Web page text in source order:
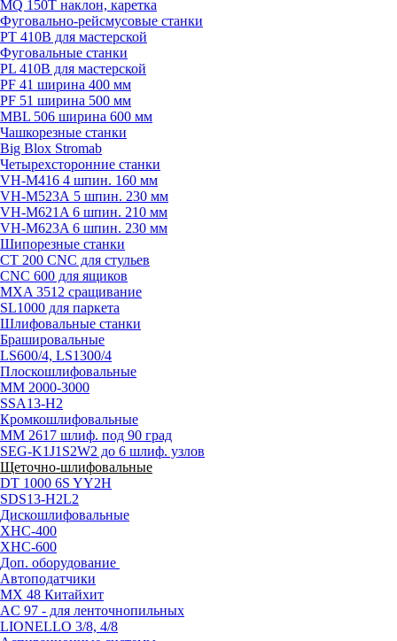
MQ 150T наклон, каретка
Фуговально-рейсмусовые станки
PT 410B для мастерской
Фуговальные станки
PL 410B для мастерской
PF 41 ширина 400 мм
PF 51 ширина 500 мм
MBL 506 ширина 600 мм
Чашкорезные станки
Big Blox Stromab
Четырехсторонние станки
VH-M416 4 шпин. 160 мм
VH-M523А 5 шпин. 230 мм
VH-M621A 6 шпин. 210 мм
VH-M623A 6 шпин. 230 мм
Шипорезные станки
CT 200 CNC для стульев
CNC 600 для ящиков
MXA 3512 сращивание
SL1000 для паркета
Шлифовальные станки
Брашировальные
LS600/4, LS1300/4
Плоскошлифовальные
MM 2000-3000
SSA13-H2
Кромкошлифовальные
MM 2617 шлиф. под 90 град
SEG-K1J1S2W2 до 6 шлиф. узлов
Щеточно-шлифовальные
DT 1000 6S YY2H
SDS13-H2L2
Дискошлифовальные
XHС-400
XHС-600
Доп. оборудование
Автоподатчики
MX 48 Китайхит
AC 97 - для ленточнопильных
LIONELLO 3/8, 4/8